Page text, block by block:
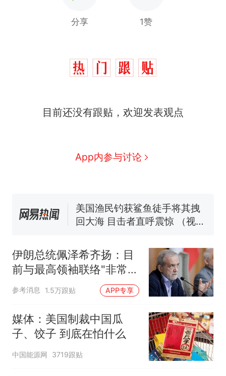
分享 1赞
目前还没有跟贴，欢迎发表观点
App内参与讨论
么？
人生
费大厨“全国小炒肉大王”称
号，仅凭视频评出？中国烹饪
140多朵
美国渔民钓获鲨鱼徒手将其拽
回大海 目击者直呼震惊 （视频
官方通报
热
制裁瓜子饺子，美国怕什
么？
伊朗总统佩泽希齐扬：目
前与最高领袖联络"非常困
难"
参考消息 1.5万跟贴 APP专享
媒体：美国制裁中国瓜
子、饺子 到底在怕什么
中国能源网 3719跟贴